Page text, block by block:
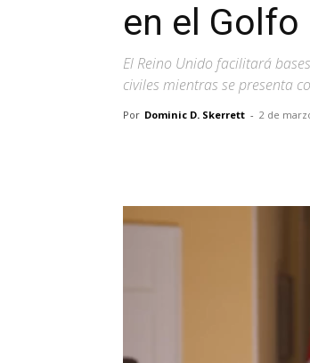
en el Golfo
El Reino Unido facilitará
civiles mientras se presenta
Por Dominic D. Skerrett - 2 de